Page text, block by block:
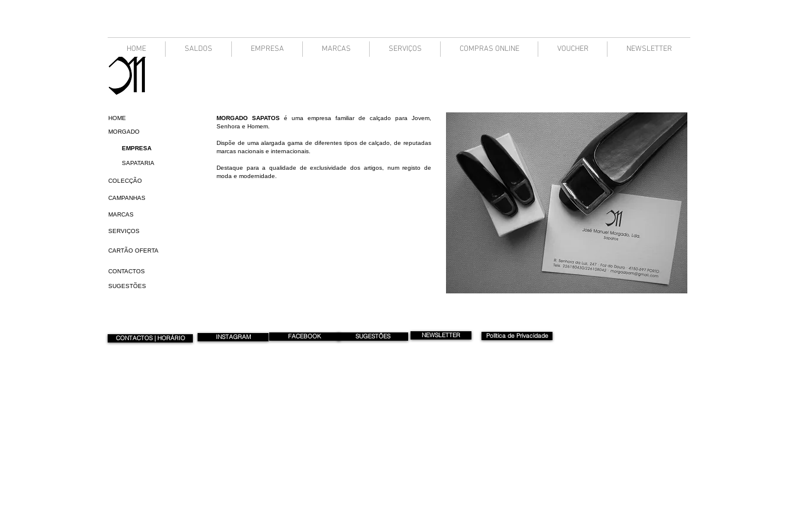
HOME
MORGADO
SAPATARIA
EMPRESA
COLECÇÃO
MORGADO SAPATOS é uma empresa familiar de calçado para Jovem,
Senhora e Homem.
Dispõe de uma alargada gama de diferentes tipos de calçado, de reputadas
marcas nacionais e internacionais.
Destaque para a qualidade de exclusividade dos artigos, num registo de
moda e modernidade.
CAMPANHAS
CONTACTOS
CARTÃO OFERTA
SERVIÇOS
MARCAS
SUGESTÕES
HOME SALDOS EMPRESA MARCAS SERVIÇOS COMPRAS ONLINE VOUCHER NEWSLETTER
CONTACTOS | HORÁRIO INSTAGRAM FACEBOOK SUGESTÕES NEWSLETTER Política de Privacidade